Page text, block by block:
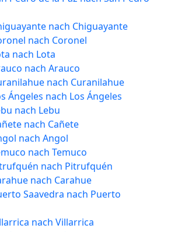
nach Chiguayante
nach Coronel
nach Lota
nach Arauco
nach Curanilahue
Ángeles nach Los Ángeles
nach Lebu
nach Cañete
nach Angol
nach Temuco
nach Pitrufquén
nach Carahue
Saavedra nach Puerto
nach Villarrica